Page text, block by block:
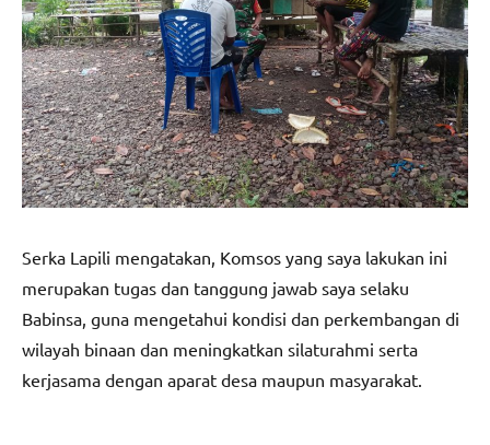
Serka Lapili mengatakan, Komsos yang saya lakukan ini
merupakan tugas dan tanggung jawab saya selaku
Babinsa, guna mengetahui kondisi dan perkembangan di
wilayah binaan dan meningkatkan silaturahmi serta
kerjasama dengan aparat desa maupun masyarakat.